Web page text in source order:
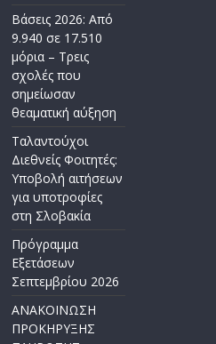
Βάσεις 2026: Από
9.940 σε 17.510
μόρια – Τρεις
σχολές που
σημείωσαν
θεαματική αύξηση
Ταλαντούχοι
Διεθνείς Φοιτητές:
Υποβολή αιτήσεων
για υποτροφίες
στη Σλοβακία
Πρόγραμμα
Εξετάσεων
Σεπτεμβρίου 2026
ΑΝΑΚΟΙΝΩΣΗ
ΠΡΟΚΗΡΥΞΗΣ